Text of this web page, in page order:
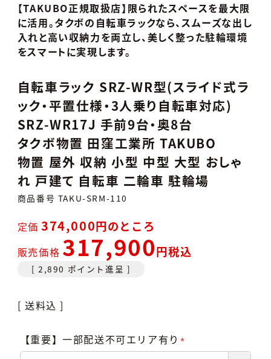
【TAKUBO正規取扱店】限られたスペースを最大限
に活用。タクボの自転車ラックなら、スムーズな出し
入れと高い収納力を両立し、美しく整った駐輪環境
をスマートに実現します。
自転車ラック SRZ-WR型(スライド式ラ
ック・平置仕様・3人乗り自転車対応)
SRZ-WR17J 手前9台・奥8台
タクボ物置 田窪工業所 TAKUBO
物置 屋外 収納 小型 中型 大型 おしゃ
れ 戸建て 自転車 二輪車 駐輪場
商品番号 TAKU-SRM-110
定価 374,000 のところ
販売価格 317,900 税込
[ 2,890 ポイント進呈 ]
送料込
【重要】一部配送不可エリア有り